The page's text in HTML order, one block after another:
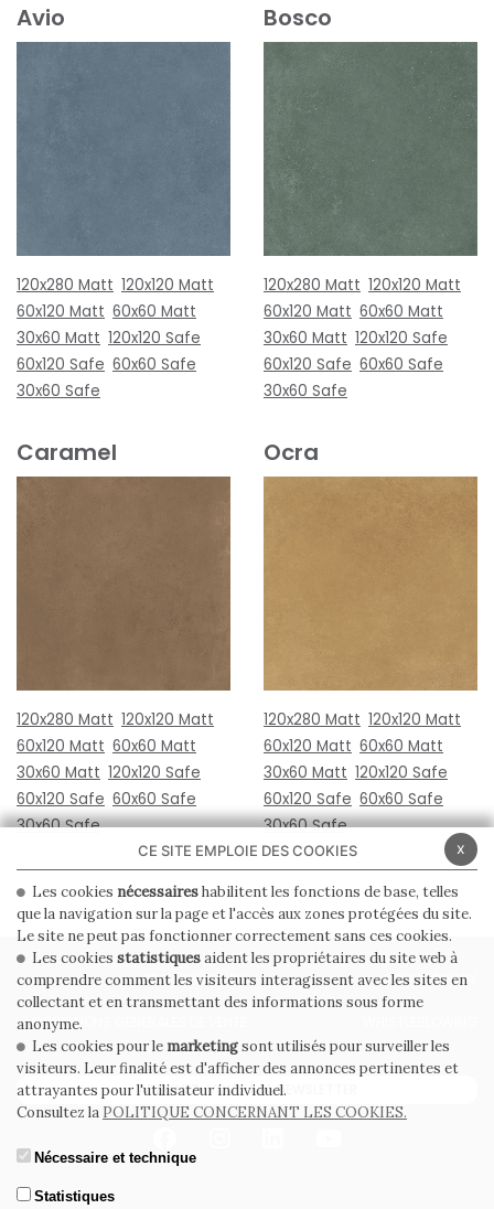
Avio
120x280 Matt 120x120 Matt
60x120 Matt 60x60 Matt
30x60 Matt 120x120 Safe
60x120 Safe 60x60 Safe
30x60 Safe
Bosco
120x280 Matt 120x120 Matt
60x120 Matt 60x60 Matt
30x60 Matt 120x120 Safe
60x120 Safe 60x60 Safe
30x60 Safe
Caramel
120x280 Matt 120x120 Matt
60x120 Matt 60x60 Matt
30x60 Matt 120x120 Safe
60x120 Safe 60x60 Safe
30x60 Safe
Ocra
120x280 Matt 120x120 Matt
60x120 Matt 60x60 Matt
30x60 Matt 120x120 Safe
60x120 Safe 60x60 Safe
30x60 Safe
PRIVACY POLICY COOKIE POLICY
CONDITIONS GÉNÉRALES DE VENTE
ABONNEZ-VOUS À LA NEWSLETTER
x
CE SITE EMPLOIE DES COOKIES
Les cookies nécessaireshabilitent les fonctions de base, telles
que la navigation sur la page et l'accès aux zones protégées du site.
Le site ne peut pas fonctionner correctement sans ces cookies.
Les cookies statistiquesaident les propriétaires du site web à
comprendre comment les visiteurs interagissent avec les sites en
collectant et en transmettant des informations sous forme
anonyme.
Les cookies pour le marketingsont utilisés pour surveiller les
visiteurs. Leur finalité est d'afficher des annonces pertinentes et
attrayantes pour l'utilisateur individuel.
Consultez la POLITIQUE CONCERNANT LES COOKIES.
Nécessaire et technique
Statistiques